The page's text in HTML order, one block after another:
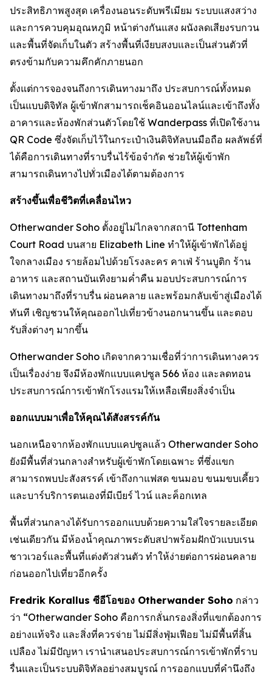
ประสิทธิภาพสูงสุด เครื่องนอนระดับพรีเมียม ระบบแสงสว่าง
และการควบคุมอุณหภูมิ หน้าต่างกันแสง ผนังลดเสียงรบกวน
และพื้นที่จัดเก็บในตัว สร้างพื้นที่เงียบสงบและเป็นส่วนตัวที่
ตรงข้ามกับความคึกคักภายนอก
ตั้งแต่การจองจนถึงการเดินทางมาถึง ประสบการณ์ทั้งหมด
เป็นแบบดิจิทัล ผู้เข้าพักสามารถเช็คอินออนไลน์และเข้าถึงทั้ง
อาคารและห้องพักส่วนตัวโดยใช้ Wanderpass ที่เปิดใช้งาน
QR Code ซึ่งจัดเก็บไว้ในกระเป๋าเงินดิจิทัลบนมือถือ ผลลัพธ์ที่
ได้คือการเดินทางที่ราบรื่นไร้ข้อจำกัด ช่วยให้ผู้เข้าพัก
สามารถเดินทางไปทั่วเมืองได้ตามต้องการ
สร้างขึ้นเพื่อชีวิตที่เคลื่อนไหว
Otherwander Soho ตั้งอยู่ไม่ไกลจากสถานี Tottenham
Court Road บนสาย Elizabeth Line ทำให้ผู้เข้าพักได้อยู่
ใจกลางเมือง รายล้อมไปด้วยโรงละคร คาเฟ่ ร้านบูติก ร้าน
อาหาร และสถานบันเทิงยามค่ำคืน มอบประสบการณ์การ
เดินทางมาถึงที่ราบรื่น ผ่อนคลาย และพร้อมกลับเข้าสู่เมืองได้
ทันที เชิญชวนให้คุณออกไปเที่ยวข้างนอกนานขึ้น และตอบ
รับสิ่งต่างๆ มากขึ้น
Otherwander Soho เกิดจากความเชื่อที่ว่าการเดินทางควร
เป็นเรื่องง่าย จึงมีห้องพักแบบแคปซูล 566 ห้อง และลดทอน
ประสบการณ์การเข้าพักโรงแรมให้เหลือเพียงสิ่งจำเป็น
ออกแบบมาเพื่อให้คุณได้สังสรรค์กัน
นอกเหนือจากห้องพักแบบแคปซูลแล้ว Otherwander Soho
ยังมีพื้นที่ส่วนกลางสำหรับผู้เข้าพักโดยเฉพาะ ที่ซึ่งแขก
สามารถพบปะสังสรรค์ เข้าถึงกาแฟสด ขนมอบ ขนมขบเคี้ยว
และบาร์บริการตนเองที่มีเบียร์ ไวน์ และค็อกเทล
พื้นที่ส่วนกลางได้รับการออกแบบด้วยความใส่ใจรายละเอียด
เช่นเดียวกัน มีห้องน้ำคุณภาพระดับสปาพร้อมฝักบัวแบบเรน
ชาวเวอร์และพื้นที่แต่งตัวส่วนตัว ทำให้ง่ายต่อการผ่อนคลาย
ก่อนออกไปเที่ยวอีกครั้ง
Fredrik Korallus ซีอีโอของ Otherwander Soho กล่าว
ว่า “Otherwander Soho คือการกลั่นกรองสิ่งที่แขกต้องการ
อย่างแท้จริง และสิ่งที่ควรจ่าย ไม่มีสิ่งฟุ่มเฟือย ไม่มีพื้นที่สิ้น
เปลือง ไม่มีปัญหา เรานำเสนอประสบการณ์การเข้าพักที่ราบ
รื่นและเป็นระบบดิจิทัลอย่างสมบูรณ์ การออกแบบที่คำนึงถึง